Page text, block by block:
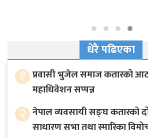
धेरै पढिएका
१ प्रवासी भुजेल समाज कतारको
महाधिवेशन सप्पन्न
२ नेपाल व्यवसायी सङ्घ कतारको
साधारण सभा तथा स्मारिका